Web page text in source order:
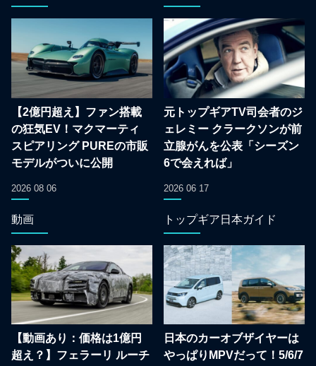
【2億円超え】ファン搭載
の狂気EV！マクマーティ
スピアリング PUREの市販
モデルがついに公開
2026 08 06
元トップギアTV司会者のジ
ェレミー クラークソンが前
立腺がんを公表「シーズン
6で会えれば」
2026 06 17
動画
【動画あり：価格は1億円
超え？】フェラーリ ルーチ
トップギア日本ガイド
日本のカーオブザイヤーは
やっぱりMPVだって！5/6/7